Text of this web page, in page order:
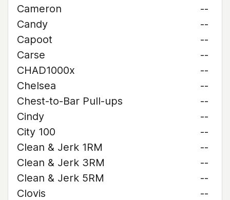
Cameron
--
Candy
--
Capoot
--
Carse
--
CHAD1000x
--
Chelsea
--
Chest-to-Bar Pull-ups
--
Cindy
--
City 100
--
Clean & Jerk 1RM
--
Clean & Jerk 3RM
--
Clean & Jerk 5RM
--
Clovis
--